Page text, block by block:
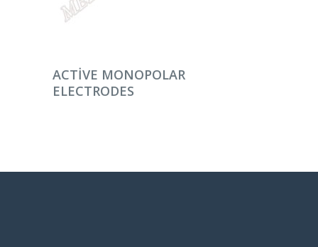
DEVAMINI OKU
ACTIVE MONOPOLAR
ELECTRODES